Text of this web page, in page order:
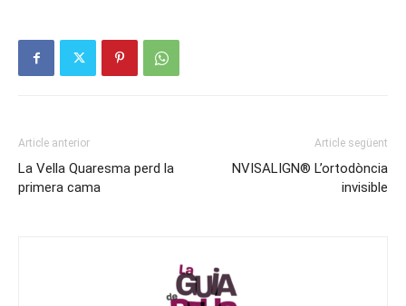
Article anterior
La Vella Quaresma perd la
primera cama
Article següent
NVISALIGN® L’ortodòncia
invisible